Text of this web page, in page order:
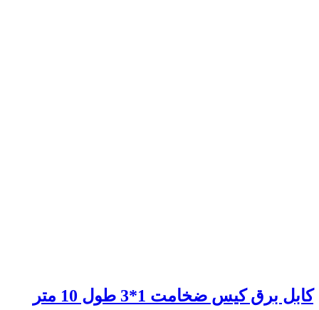
کابل برق کیس ضخامت 1*3 طول 10 متر